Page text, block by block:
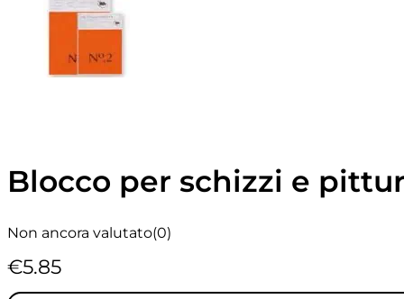
Blocco per schizzi e
Non ancora valutato(0)
€5.85